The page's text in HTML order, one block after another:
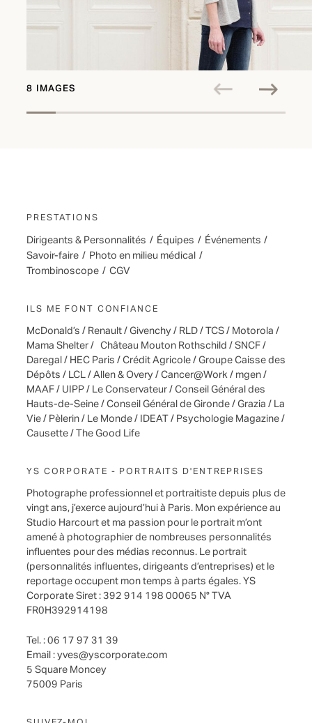
8 IMAGES
PRESTATIONS
Dirigeants & Personnalités / Équipes / Événements /
Savoir-faire / Photo en milieu médical
/
Trombinoscope / CGV
ILS ME FONT CONFIANCE
McDonald’s / Renault / Givenchy / RLD / TCS / Motorola /
Mama Shelter / Château Mouton Rothschild / SNCF /
Daregal / HEC Paris / Crédit Agricole / Groupe Caisse des
Dépôts / LCL / Allen & Overy / Cancer@Work / mgen /
MAAF / UIPP / Le Conservateur / Conseil Général des
Hauts-de-Seine / Conseil Général de Gironde / Grazia / La
Vie / Pèlerin / Le Monde / IDEAT / Psychologie Magazine /
Causette / The Good Life
YS CORPORATE - PORTRAITS D'ENTREPRISES
Photographe professionnel et portraitiste depuis plus de
vingt ans, j’exerce aujourd’hui à Paris. Mon expérience au
Studio Harcourt et ma passion pour le portrait m’ont
amené à photographier de nombreuses personnalités
influentes pour des médias reconnus. Le portrait
(personnalités influentes, dirigeants d’entreprises) et le
reportage occupent mon temps à parts égales. YS
Corporate Siret : 392 914 198 00065 N° TVA
FR0H392914198
Tel. : 06 17 97 31 39
Email : yves@yscorporate.com
5 Square Moncey
75009 Paris